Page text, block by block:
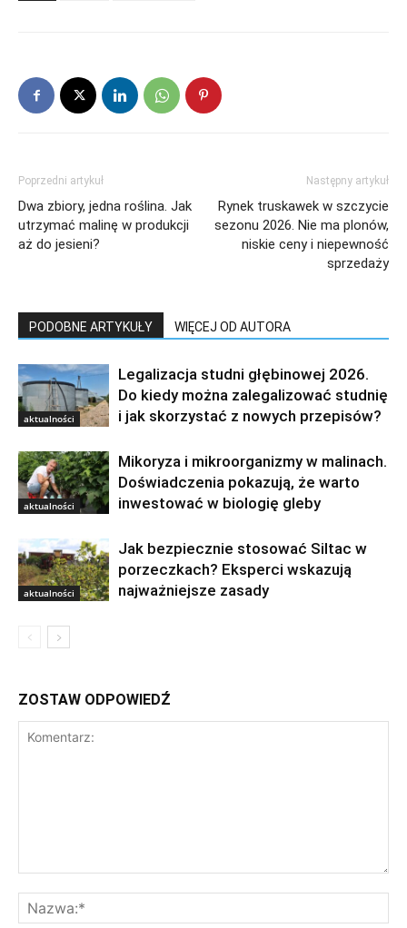
Poprzedni artykuł
Dwa zbiory, jedna roślina. Jak
utrzymać malinę w produkcji
aż do jesieni?
Następny artykuł
Rynek truskawek w szczycie
sezonu 2026. Nie ma plonów,
niskie ceny i niepewność
sprzedaży
PODOBNE ARTYKUŁY WIĘCEJ OD AUTORA
aktualności
Legalizacja studni głębinowej 2026.
Do kiedy można zalegalizować studnię
i jak skorzystać z nowych przepisów?
aktualności
Mikoryza i mikroorganizmy w malinach.
Doświadczenia pokazują, że warto
inwestować w biologię gleby
aktualności
Jak bezpiecznie stosować Siltac w
porzeczkach? Eksperci wskazują
najważniejsze zasady
ZOSTAW ODPOWIEDŹ